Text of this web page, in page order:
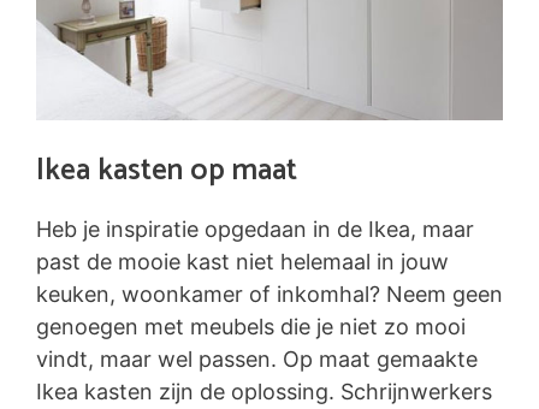
Ikea kasten op maat
Heb je inspiratie opgedaan in de Ikea, maar
past de mooie kast niet helemaal in jouw
keuken, woonkamer of inkomhal? Neem geen
genoegen met meubels die je niet zo mooi
vindt, maar wel passen. Op maat gemaakte
Ikea kasten zijn de oplossing. Schrijnwerkers